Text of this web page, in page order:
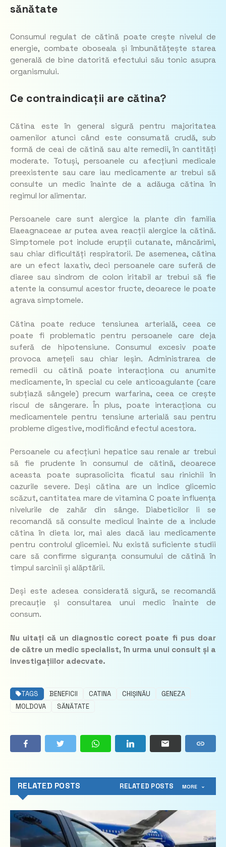
sănătate
Consumul regulat de cătină poate crește nivelul de
energie, combate oboseala și îmbunătățește starea
generală de bine datorită efectului său tonic asupra
organismului.
Ce contraindicații are cătina?
Cătina este în general sigură pentru majoritatea
oamenilor atunci când este consumată crudă, sub
formă de ceai de cătină sau alte remedii, în cantități
moderate. Totuși, persoanele cu afecțiuni medicale
preexistente sau care iau medicamente ar trebui să
consulte un medic înainte de a adăuga cătina în
regimul lor alimentar.
Persoanele care sunt alergice la plante din familia
Elaeagnaceae ar putea avea reacții alergice la cătină.
Simptomele pot include erupții cutanate, mâncărimi,
sau chiar dificultăți respiratorii. De asemenea, cătina
are un efect laxativ, deci persoanele care suferă de
diaree sau sindrom de colon iritabil ar trebui să fie
atente la consumul acestor fructe, deoarece le poate
agrava simptomele.
Cătina poate reduce tensiunea arterială, ceea ce
poate fi problematic pentru persoanele care deja
suferă de hipotensiune. Consumul excesiv poate
provoca amețeli sau chiar leșin. Administrarea de
remedii cu cătină poate interacționa cu anumite
medicamente, în special cu cele anticoagulante (care
subțiază sângele) precum warfarina, ceea ce crește
riscul de sângerare. În plus, poate interacționa cu
medicamentele pentru tensiune arterială sau pentru
probleme digestive, modificând efectul acestora.
Persoanele cu afecțiuni hepatice sau renale ar trebui
să fie prudente în consumul de cătină, deoarece
aceasta poate suprasolicita ficatul sau rinichii în
cazurile severe. Deși cătina are un indice glicemic
scăzut, cantitatea mare de vitamina C poate influența
nivelurile de zahăr din sânge. Diabeticilor li se
recomandă să consulte medicul înainte de a include
cătina în dieta lor, mai ales dacă iau medicamente
pentru controlul glicemiei. Nu există suficiente studii
care să confirme siguranța consumului de cătină în
timpul sarcinii și alăptării.
Deși este adesea considerată sigură, se recomandă
precauție și consultarea unui medic înainte de
consum.
Nu uitați că un diagnostic corect poate fi pus doar
de către un medic specialist, în urma unui consult și a
investigațiilor adecvate.
TAGS BENEFICII CATINA CHIȘINĂU
GENEZA
MOLDOVA
SĂNĂTATE
RELATED POSTS RELATED POSTS MORE